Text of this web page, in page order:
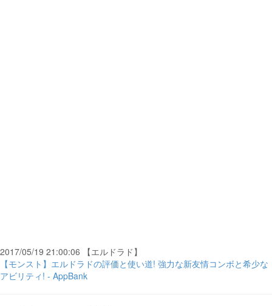
2017/05/19 21:00:06 【エルドラド】
【モンスト】エルドラドの評価と使い道! 強力な新友情コンボと希少な
アビリティ! - AppBank